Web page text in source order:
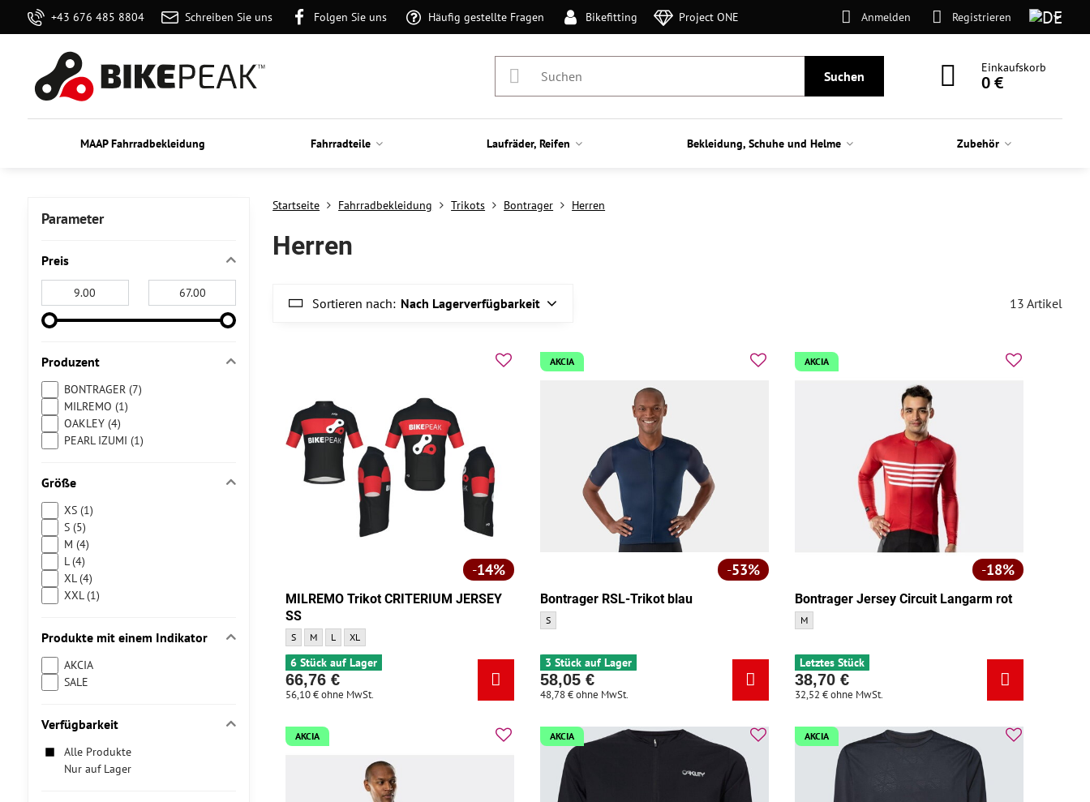
+43 676 485 8804 Schreiben Sie uns Folgen Sie uns Häufig gestellte Fragen Bikefitting Project ONE Anmelden Registrieren
Suchen
Einkaufskorb
0 €
MAAP Fahrradbekleidung Fahrradteile Laufräder, Reifen Bekleidung, Schuhe und Helme Zubehör
Startseite Fahrradbekleidung Trikots Bontrager Herren
Herren
Sortieren nach: Nach Lagerverfügbarkeit 13 Artikel
14%
MILREMO Trikot CRITERIUM JERSEY
SS
MILREMO Trikot CRITERIUM JERSEY SS - Größe:
S MILREMO Trikot CRITERIUM JERSEY SS - Größe:
M MILREMO Trikot CRITERIUM JERSEY SS - Größe:
L MILREMO Trikot CRITERIUM JERSEY SS - Größe:
XL
6 Stück auf Lager
66,76 €
56,10 €ohne MwSt.
53%
AKCIA
Bontrager RSL-Trikot blau
Bontrager RSL-Trikot blau - Größe:
S
3 Stück auf Lager
58,05 €
48,78 €ohne MwSt.
18%
AKCIA
Bontrager Jersey Circuit Langarm rot
Bontrager Jersey Circuit Langarm rot - Größe:
M
Letztes Stück
38,70 €
32,52 €ohne MwSt.
AKCIA AKCIA AKCIA
Parameter
Preis
Produzent
BONTRAGER (7)
MILREMO (1)
OAKLEY (4)
PEARL IZUMI (1)
Größe
XS (1)
S (5)
M (4)
L (4)
XL (4)
XXL (1)
Produkte mit einem Indikator
AKCIA
SALE
Verfügbarkeit
Alle Produkte
Nur auf Lager